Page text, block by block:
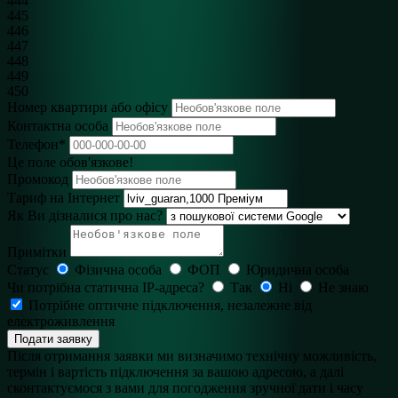
445
446
447
448
449
450
Номер квартири або офісу
Контактна особа
Телефон*
Це поле обов'язкове!
Промокод
Тариф на Інтернет
Як Ви дізналися про нас?
Примітки
Статус
Фізична особа ФОП
Юридична особа
Чи потрібна статична IP-адреса?
Так Ні
Не знаю
Потрібне оптичне підключення, незалежне від
електроживлення
Подати заявку
Після отримання заявки ми визначимо технічну можливість,
термін і вартість підключення за вашою адресою, а далі
сконтактуємося з вами для погодження зручної дати і часу